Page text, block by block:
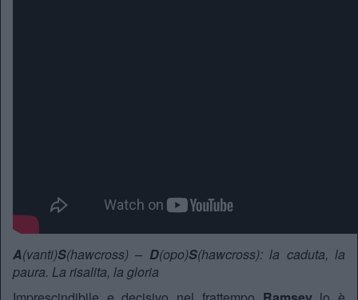
A(vanti)S(hawcross) – D(opo)S(hawcross): la caduta, la
paura. La risalita, la gloria